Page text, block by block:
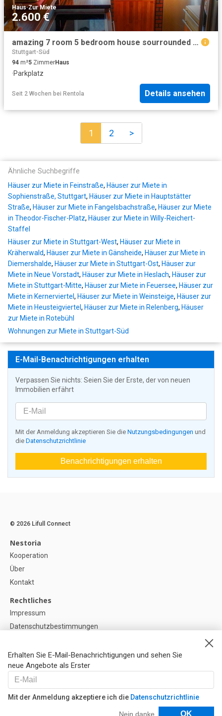
Haus·Zur Miete
2.600 €
amazing 7 room 5 bedroom house sourrounded by nature
Stuttgart-Süd
94 m²5 ZimmerHaus
·Parkplatz
Seit 2 Wochen bei Rentola Details ansehen
1 2 >
Ähnliche Suchbegriffe
Häuser zur Miete in Feinstraße, Häuser zur Miete in
Sophienstraße, Stuttgart, Häuser zur Miete in Hauptstätter
Straße, Häuser zur Miete in Fangelsbachstraße, Häuser zur Miete
in Theodor-Fischer-Platz, Häuser zur Miete in Willy-Reichert-
Staffel
Häuser zur Miete in Stuttgart-West, Häuser zur Miete in
Kräherwald, Häuser zur Miete in Gänsheide, Häuser zur Miete in
Diemershalde, Häuser zur Miete in Stuttgart-Ost, Häuser zur
Miete in Neue Vorstadt, Häuser zur Miete in Heslach, Häuser zur
Miete in Stuttgart-Mitte, Häuser zur Miete in Feuersee, Häuser zur
Miete in Kernerviertel , Häuser zur Miete in Weinsteige, Häuser zur
Miete in Heusteigviertel , Häuser zur Miete in Relenberg, Häuser
zur Miete in Rotebühl
Wohnungen zur Miete in Stuttgart-Süd
E-Mail-Benachrichtigungen erhalten
Verpassen Sie nichts: Seien Sie der Erste, der von neuen
Immobilien erfährt
Mit der Anmeldung akzeptieren Sie die Nutzungsbedingungen und
die Datenschutzrichtlinie
Benachrichtigungen erhalten
Erhalten Sie E-Mail-Benachrichtigungen und sehen Sie
neue Angebote als Erster
Mit der Anmeldung akzeptiere ich die Datenschutzrichtlinie
Nein danke OK
Filter
© 2026 Lifull Connect
Nestoria
Kooperation
Über
Kontakt
Rechtliches
Impressum
Datenschutzbestimmungen
Cookie-Einstellunge
Hilfe
FAQ
Unsere Partner